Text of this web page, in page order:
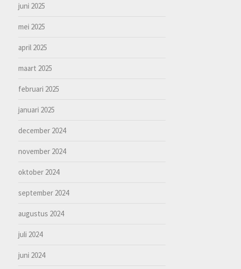
juni 2025
mei 2025
april 2025
maart 2025
februari 2025
januari 2025
december 2024
november 2024
oktober 2024
september 2024
augustus 2024
juli 2024
juni 2024